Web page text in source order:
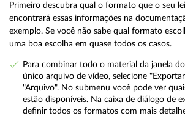
Primeiro descubra qual o formato que o seu
encontrará essas informações na
exemplo. Se você não sabe qual formato
uma boa escolha em quase todos os casos.
Para combinar todo o material da janela
único arquivo de vídeo, selecione
"Arquivo". No submenu você pode ver
estão disponíveis. Na caixa de diálogo de
definir todos os formatos com mais